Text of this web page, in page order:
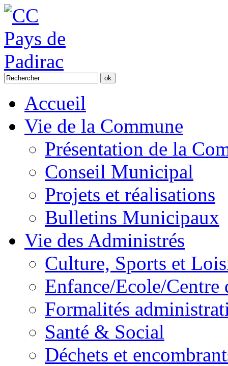
Accueil
Vie de la Commune
Présentation de la
Conseil Municipal
Projets et réalisations
Bulletins Municipaux
Vie des Administrés
Culture, Sports et
Enfance/Ecole/Centre
Formalités
Santé & Social
Déchets et